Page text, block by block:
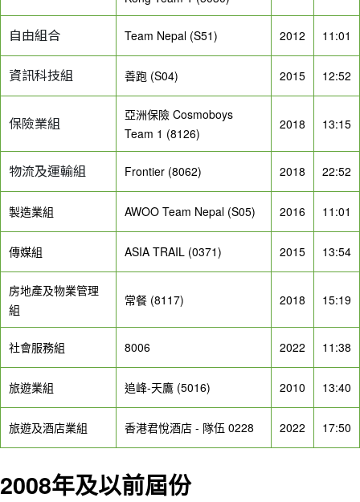
自由組合 Team Nepal (S51) 2012 11:01
資訊科技組 善跑 (S04) 2015 12:52
保險業組
亞洲保險 Cosmoboys
Team 1 (8126)
2018 13:15
物流及運輸組 Frontier (8062) 2018 22:52
製造業組 AWOO Team Nepal (S05) 2016 11:01
傳媒組 ASIA TRAIL (0371) 2015 13:54
房地產及物業管理
組
常餐 (8117) 2018 15:19
社會服務組 8006 2022 11:38
旅遊業組 追峰-天鷹 (5016) 2010 13:40
旅遊及酒店業組 香港君悅酒店 - 隊伍 0228 2022 17:50
2008年及以前屆份